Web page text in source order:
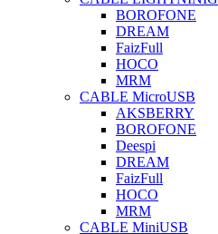
BOROFONE
DREAM
FaizFull
HOCO
MRM
CABLE MicroUSB
AKSBERRY
BOROFONE
Deespi
DREAM
FaizFull
HOCO
MRM
CABLE MiniUSB